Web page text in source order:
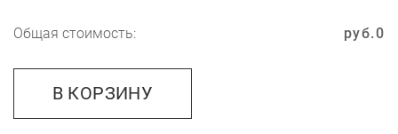
Общая стоимость: 0
руб.
В КОРЗИНУ